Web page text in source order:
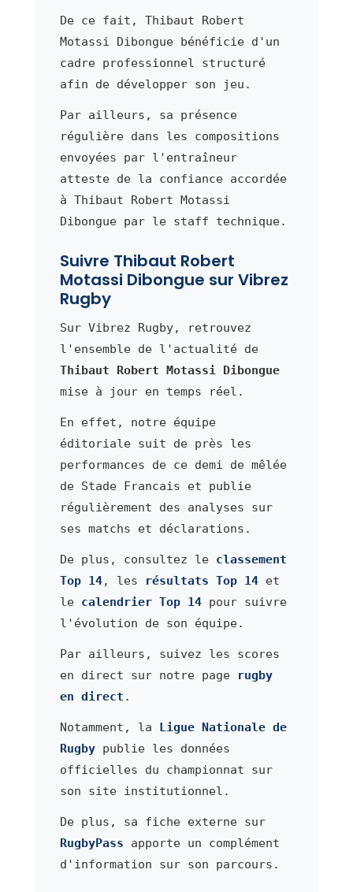
De ce fait, Thibaut Robert
Motassi Dibongue bénéficie d'un
cadre professionnel structuré
afin de développer son jeu.
Par ailleurs, sa présence
régulière dans les compositions
envoyées par l'entraîneur
atteste de la confiance accordée
à Thibaut Robert Motassi
Dibongue par le staff technique.
Suivre Thibaut Robert
Motassi Dibongue sur Vibrez
Rugby
Sur Vibrez Rugby, retrouvez
l'ensemble de l'actualité de
Thibaut Robert Motassi Dibongue
mise à jour en temps réel.
En effet, notre équipe
éditoriale suit de près les
performances de ce demi de mêlée
de Stade Francais et publie
régulièrement des analyses sur
ses matchs et déclarations.
De plus, consultez le classement
Top 14, les résultats Top 14et
le calendrier Top 14pour suivre
l'évolution de son équipe.
Par ailleurs, suivez les scores
en direct sur notre page
rugby
en direct .
Notamment, la
Ligue Nationale de
Rugbypublie les données
officielles du championnat sur
son site institutionnel.
De plus, sa fiche externe sur
RugbyPass apporte un complément
d'information sur son parcours.